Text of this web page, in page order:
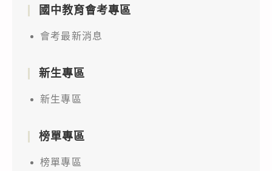
國中教育會考專區
會考最新消息
新生專區
新生專區
榜單專區
榜單專區